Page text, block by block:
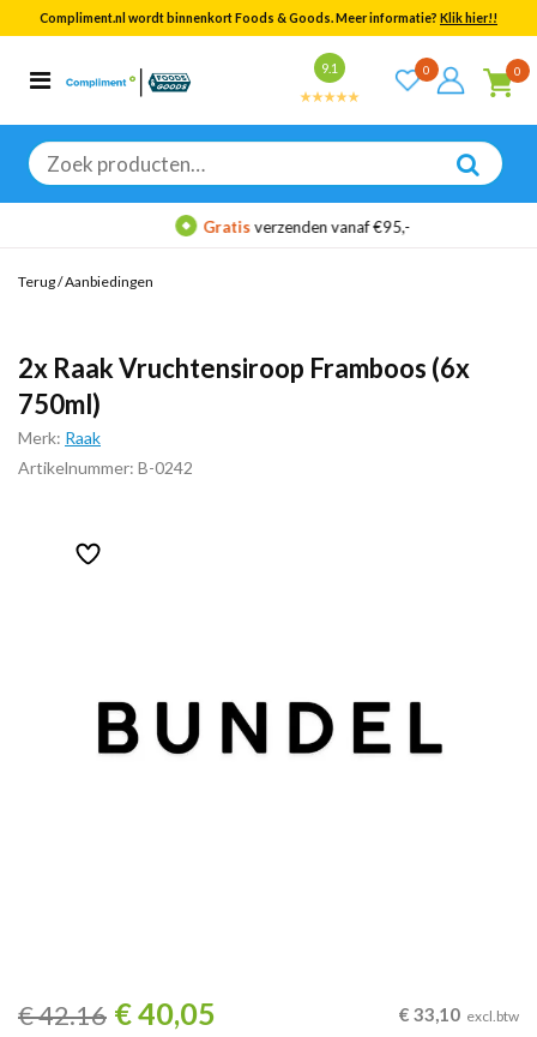
Compliment.nl wordt binnenkort Foods & Goods. Meer informatie? Klik hier!!
9.1 0 0
Zoeken
naar:
Categorieën
Bekijk alle resultaten
Gratisverzenden vanaf €95,-
Terug/Aanbiedingen
2x Raak Vruchtensiroop Framboos (6x
750ml)
Merk: Raak
Artikelnummer: B-0242
€42.16 €40,05 € 33,10 excl.btw